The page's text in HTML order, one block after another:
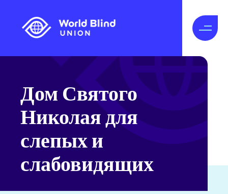
Дом Святого
Николая для
слепых и
слабовидящих